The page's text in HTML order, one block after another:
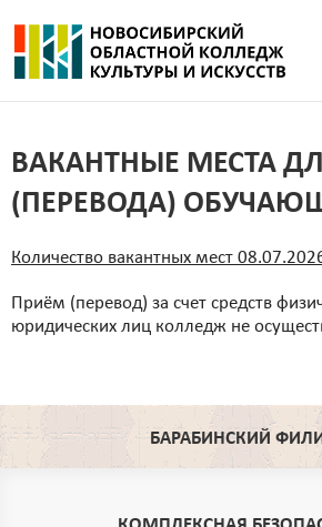
ВАКАНТНЫЕ МЕСТА
(ПЕРЕВОДА)
Количество вакантных мест
Приём (перевод) за счет средств
юридических лиц колледж не
БАРАБИНСКИЙ